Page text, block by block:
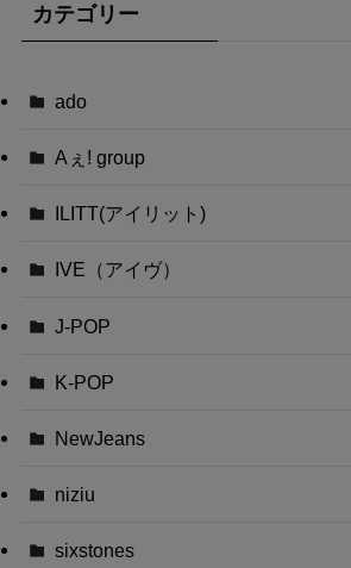
カテゴリー
ado
Aぇ! group
ILITT(アイリット)
IVE（アイヴ）
J-POP
K-POP
NewJeans
niziu
sixstones